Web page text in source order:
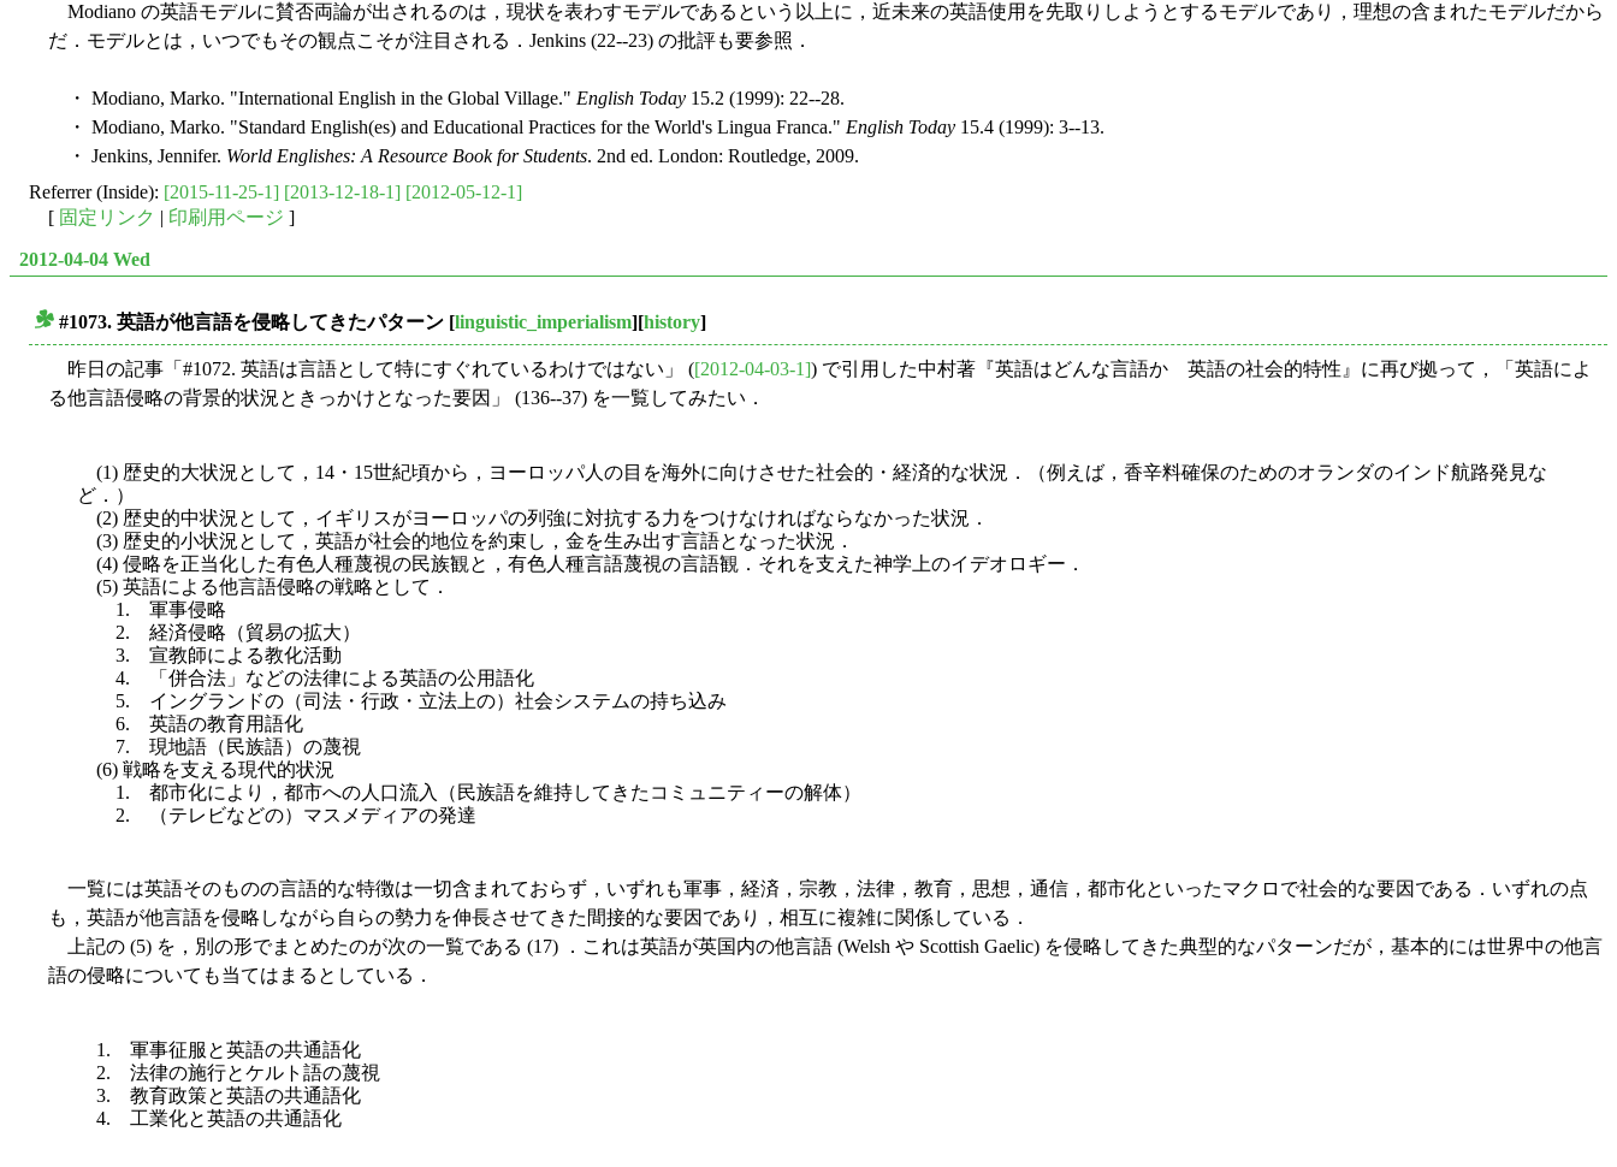
Modiano の英語モデルに賛否両論が出されるのは，現状を表わすモデルであるという以上に，近未来の英語使用を先取りしようとするモデルであり，理想の含まれたモデルだから
だ．モデルとは，いつでもその観点こそが注目される．Jenkins (22--23) の批評も要参照．
・ Modiano, Marko. "International English in the Global Village." English Today 15.2 (1999): 22--28.
・ Modiano, Marko. "Standard English(es) and Educational Practices for the World's Lingua Franca." English Today 15.4 (1999): 3--13.
・ Jenkins, Jennifer. World Englishes: A Resource Book for Students. 2nd ed. London: Routledge, 2009.
Referrer (Inside): [2015-11-25-1] [2013-12-18-1] [2012-05-12-1]
[ 固定リンク | 印刷用ページ ]
2012-04-04 Wed
#1073. 英語が他言語を侵略してきたパターン [linguistic_imperialism][history]
昨日の記事「#1072. 英語は言語として特にすぐれているわけではない」 ([2012-04-03-1]) で引用した中村著『英語はどんな言語か 英語の社会的特性』に再び拠って，「英語によ
る他言語侵略の背景的状況ときっかけとなった要因」 (136--37) を一覧してみたい．
(1) 歴史的大状況として，14・15世紀頃から，ヨーロッパ人の目を海外に向けさせた社会的・経済的な状況．（例えば，香辛料確保のためのオランダのインド航路発見な
ど．）
(2) 歴史的中状況として，イギリスがヨーロッパの列強に対抗する力をつけなければならなかった状況．
(3) 歴史的小状況として，英語が社会的地位を約束し，金を生み出す言語となった状況．
(4) 侵略を正当化した有色人種蔑視の民族観と，有色人種言語蔑視の言語観．それを支えた神学上のイデオロギー．
(5) 英語による他言語侵略の戦略として．
1. 軍事侵略
2. 経済侵略（貿易の拡大）
3. 宣教師による教化活動
4. 「併合法」などの法律による英語の公用語化
5. イングランドの（司法・行政・立法上の）社会システムの持ち込み
6. 英語の教育用語化
7. 現地語（民族語）の蔑視
(6) 戦略を支える現代的状況
1. 都市化により，都市への人口流入（民族語を維持してきたコミュニティーの解体）
2. （テレビなどの）マスメディアの発達
一覧には英語そのものの言語的な特徴は一切含まれておらず，いずれも軍事，経済，宗教，法律，教育，思想，通信，都市化といったマクロで社会的な要因である．いずれの点
も，英語が他言語を侵略しながら自らの勢力を伸長させてきた間接的な要因であり，相互に複雑に関係している．
上記の (5) を，別の形でまとめたのが次の一覧である (17) ．これは英語が英国内の他言語 (Welsh や Scottish Gaelic) を侵略してきた典型的なパターンだが，基本的には世界中の他言
語の侵略についても当てはまるとしている．
1. 軍事征服と英語の共通語化
2. 法律の施行とケルト語の蔑視
3. 教育政策と英語の共通語化
4. 工業化と英語の共通語化